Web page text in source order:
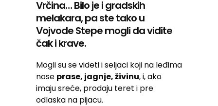
Vrčina… Bilo je i gradskih
melakara, pa ste tako u
Vojvode Stepe mogli da vidite
čak i krave.
Mogli su se videti i seljaci koji na leđima
nose prase, jagnje, živinu, i, ako
imaju sreće, prodaju teret i pre
odlaska na pijacu.